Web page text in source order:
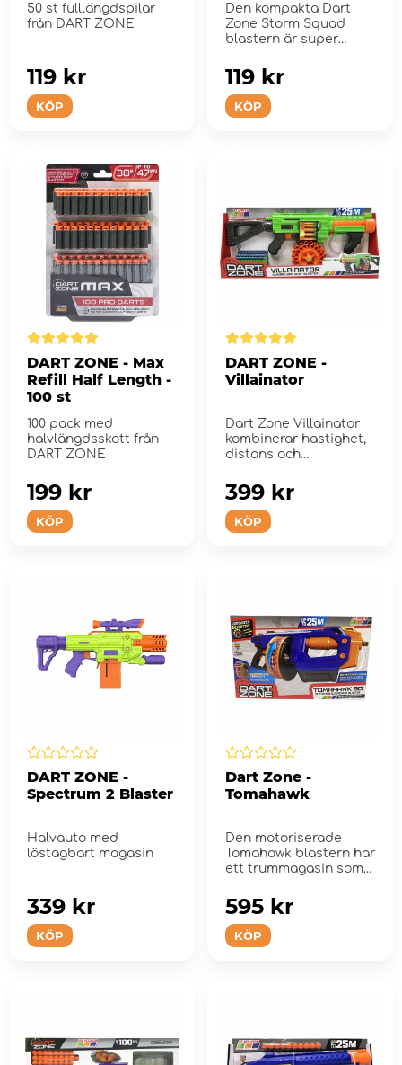
50 st fulllängdspilar
från DART ZONE
KÖP
119 kr
Den kompakta Dart
Zone Storm Squad
blastern är super
KÖP
119 kr
DART ZONE - Max
Refill Half Length -
100 st
100 pack med
halvlängdsskott från
DART ZONE
KÖP
199 kr
DART ZONE -
Villainator
Dart Zone Villainator
kombinerar hastighet,
distans och
KÖP
399 kr
DART ZONE -
Spectrum 2 Blaster
Halvauto med
löstagbart magasin
KÖP
339 kr
Dart Zone -
Tomahawk
Den motoriserade
Tomahawk blastern har
ett trummagasin som
och ett j...
KÖP
595 kr